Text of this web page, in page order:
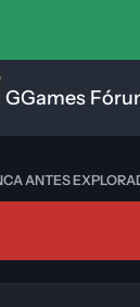
GGames
ANTES